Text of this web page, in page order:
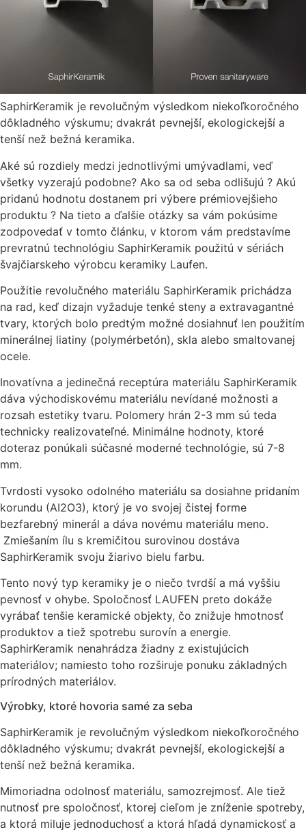
SaphirKeramik je revolučným výsledkom niekoľkoročného
dôkladného výskumu; dvakrát pevnejší, ekologickejší a
tenší než bežná keramika.
Aké sú rozdiely medzi jednotlivými umývadlami, veď
všetky vyzerajú podobne? Ako sa od seba odlišujú ? Akú
pridanú hodnotu dostanem pri výbere prémiovejšieho
produktu ? Na tieto a ďalšie otázky sa vám pokúsime
zodpovedať v tomto článku, v ktorom vám predstavíme
prevratnú technológiu SaphirKeramik použitú v sériách
švajčiarskeho výrobcu keramiky Laufen.
Použitie revolučného materiálu SaphirKeramik prichádza
na rad, keď dizajn vyžaduje tenké steny a extravagantné
tvary, ktorých bolo predtým možné dosiahnuť len použitím
minerálnej liatiny (polymérbetón), skla alebo smaltovanej
ocele.
Inovatívna a jedinečná receptúra materiálu SaphirKeramik
dáva východiskovému materiálu nevídané možnosti a
rozsah estetiky tvaru. Polomery hrán 2-3 mm sú teda
technicky realizovateľné. Minimálne hodnoty, ktoré
doteraz ponúkali súčasné moderné technológie, sú 7-8
mm.
Tvrdosti vysoko odolného materiálu sa dosiahne pridaním
korundu (AI2O3), ktorý je vo svojej čistej forme
bezfarebný minerál a dáva novému materiálu meno.
Zmiešaním ílu s kremičitou surovinou dostáva
SaphirKeramik svoju žiarivo bielu farbu.
Tento nový typ keramiky je o niečo tvrdší a má vyššiu
pevnosť v ohybe. Spoločnosť LAUFEN preto dokáže
vyrábať tenšie keramické objekty, čo znižuje hmotnosť
produktov a tiež spotrebu surovín a energie.
SaphirKeramik nenahrádza žiadny z existujúcich
materiálov; namiesto toho rozširuje ponuku základných
prírodných materiálov.
Výrobky, ktoré hovoria samé za seba
SaphirKeramik je revolučným výsledkom niekoľkoročného
dôkladného výskumu; dvakrát pevnejší, ekologickejší a
tenší než bežná keramika.
Mimoriadna odolnosť materiálu, samozrejmosť. Ale tiež
nutnosť pre spoločnosť, ktorej cieľom je zníženie spotreby,
a ktorá miluje jednoduchosť a ktorá hľadá dynamickosť a